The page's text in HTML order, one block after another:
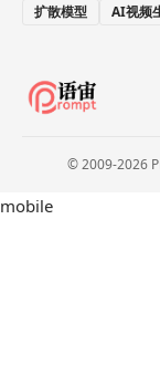
扩散模型
AI视频
© 2009-2026